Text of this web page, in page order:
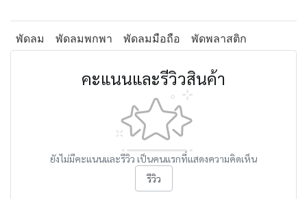
พัดลม พัดลมพกพา พัดลมมือถือ พัดพลาสติก
คะแนนและรีวิวสินค้า
ยังไม่มีคะแนนและรีวิว เป็นคนแรกที่แสดงความคิดเห็น
รีวิว